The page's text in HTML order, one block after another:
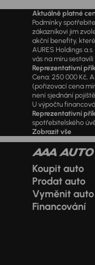
Aktuálně platné
Podmínky
zákazníkovi jim
akční benefity,
AURES Holdings
vás na míru
Reprezentativní
Cena: 250 000 Kč,
(pořizovací cena
není sjednání
U výpočtu
Reprezentativní
spotřebitelského
Zobrazit vše
Koupit auto
Prodat auto
Vyměnit auto
Financování